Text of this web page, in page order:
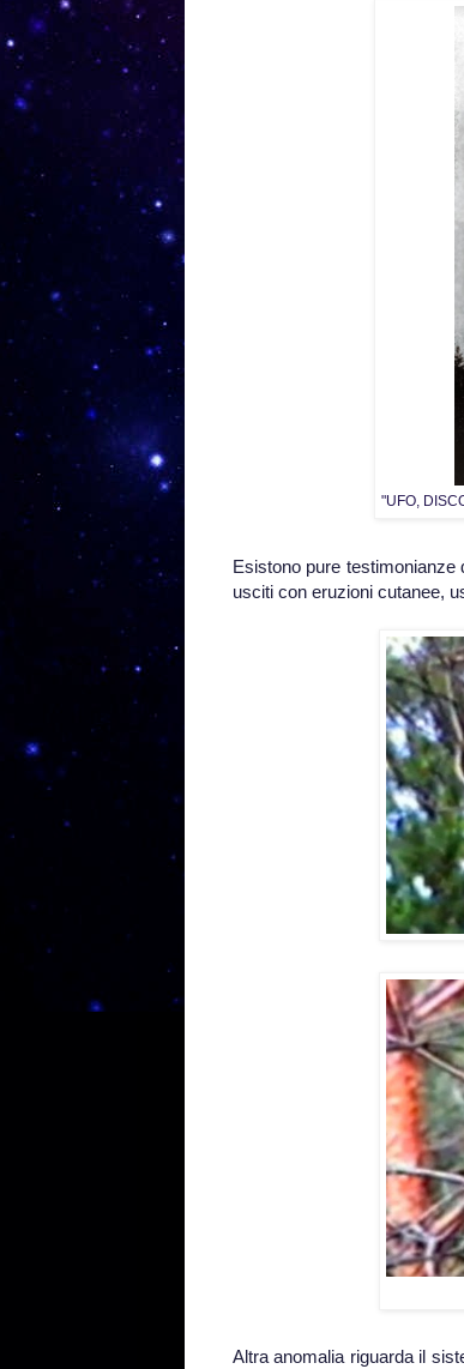
"UFO,
Esistono pure testimonianze
usciti con eruzioni cutanee,
Altra anomalia riguarda il